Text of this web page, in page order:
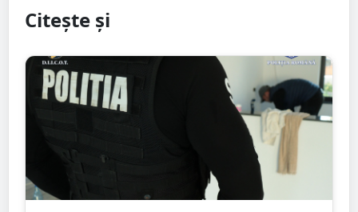
Citește și